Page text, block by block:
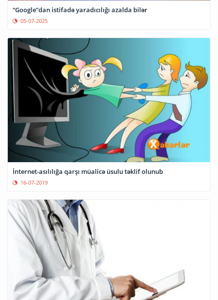
“Google”dan istifadə yaradıcılığı azalda bilər
05-07-2025
İnternet-asılılığa qarşı müalicə üsulu təklif olunub
16-07-2019